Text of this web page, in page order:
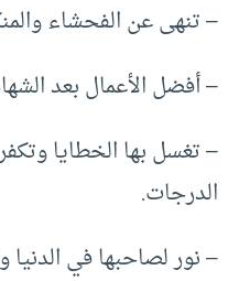
– تنهى عن الفحشاء
– أفضل الأعمال بعد
– تغسل بها الخطايا
الدرجات.
– نور لصاحبها في الدنيا